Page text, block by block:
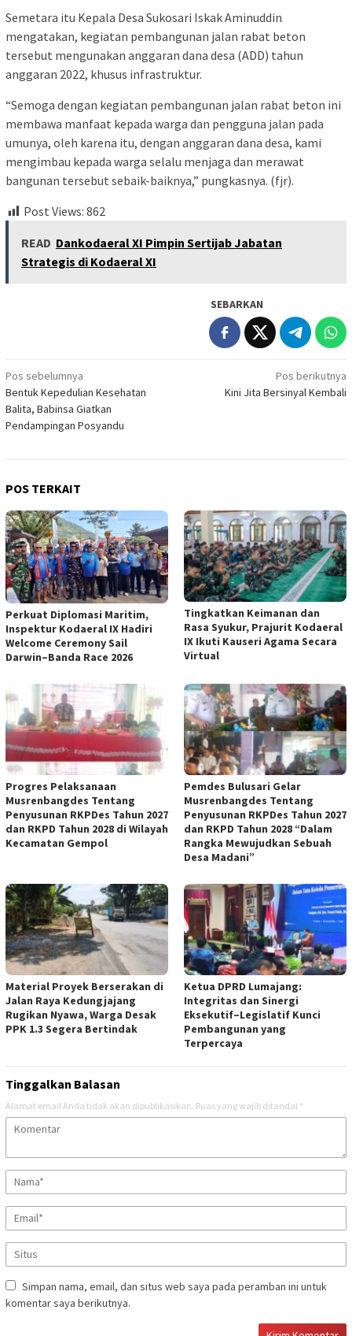
Semetara itu Kepala Desa Sukosari Iskak Aminuddin
mengatakan, kegiatan pembangunan jalan rabat beton
tersebut mengunakan anggaran dana desa (ADD) tahun
anggaran 2022, khusus infrastruktur.
“Semoga dengan kegiatan pembangunan jalan rabat beton ini
membawa manfaat kepada warga dan pengguna jalan pada
umunya, oleh karena itu, dengan anggaran dana desa, kami
mengimbau kepada warga selalu menjaga dan merawat
bangunan tersebut sebaik-baiknya,” pungkasnya. (fjr).
Post Views: 862
READ Dankodaeral XI Pimpin Sertijab Jabatan
Strategis di Kodaeral XI
SEBARKAN
Navigasi
pos
Pos sebelumnya
Bentuk Kepedulian Kesehatan
Balita, Babinsa Giatkan
Pendampingan Posyandu
Pos berikutnya
Kini Jita Bersinyal Kembali
POS TERKAIT
Perkuat Diplomasi Maritim,
Inspektur Kodaeral IX Hadiri
Welcome Ceremony Sail
Darwin–Banda Race 2026
Tingkatkan Keimanan dan
Rasa Syukur, Prajurit Kodaeral
IX Ikuti Kauseri Agama Secara
Virtual
Progres Pelaksanaan
Musrenbangdes Tentang
Penyusunan RKPDes Tahun 2027
dan RKPD Tahun 2028 di Wilayah
Kecamatan Gempol
Pemdes Bulusari Gelar
Musrenbangdes Tentang
Penyusunan RKPDes Tahun 2027
dan RKPD Tahun 2028 “Dalam
Rangka Mewujudkan Sebuah
Desa Madani”
Material Proyek Berserakan di
Jalan Raya Kedungjajang
Rugikan Nyawa, Warga Desak
PPK 1.3 Segera Bertindak
Ketua DPRD Lumajang:
Integritas dan Sinergi
Eksekutif–Legislatif Kunci
Pembangunan yang
Terpercaya
Tinggalkan Balasan
Alamat email Anda tidak akan dipublikasikan. Ruas yang wajib ditandai *
Simpan nama, email, dan situs web saya pada peramban ini untuk
komentar saya berikutnya.